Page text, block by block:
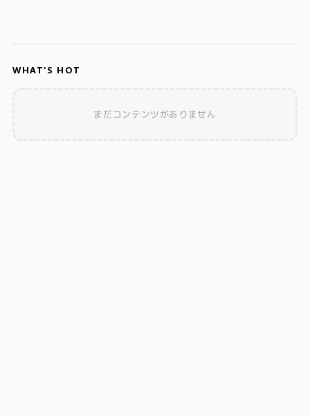
WHAT'S HOT
まだコンテンツがありません